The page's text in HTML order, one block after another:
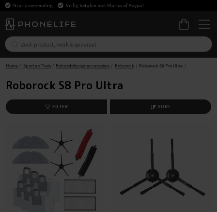
Gratis verzending Veilig betalen met Klarna of Paypal
Home Sport en Thuis Robotstofzuigeraccessoires Roborock Roborock S8 Pro Ultra
Roborock S8 Pro Ultra
FILTER SORT